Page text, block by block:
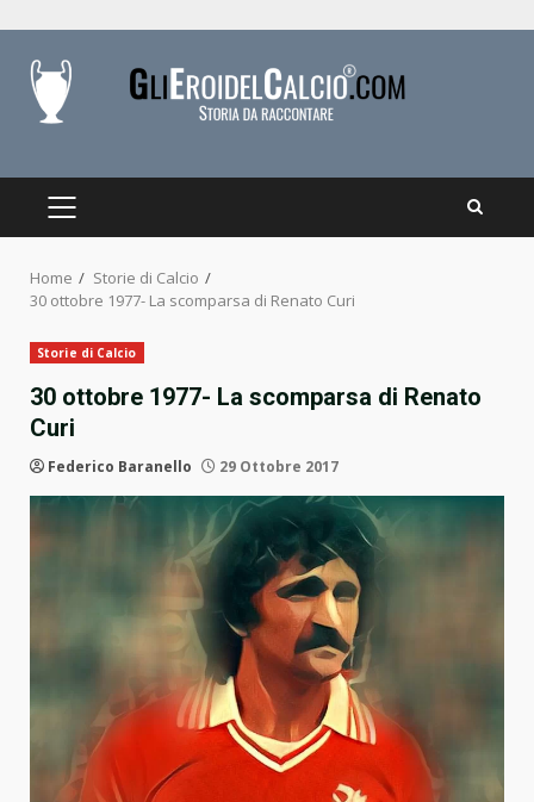
content
PRIMARY
Home
Storie di Calcio
30 ottobre 1977- La scomparsa di Renato Curi
Storie di Calcio
30 ottobre 1977- La scomparsa di Renato
Curi
Federico Baranello 29 Ottobre 2017